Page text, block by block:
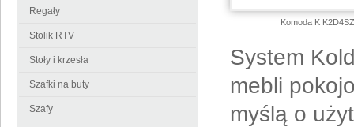
Regały
Stolik RTV
Stoły i krzesła
Szafki na buty
Szafy
Komoda K
System
mebli
myślą o